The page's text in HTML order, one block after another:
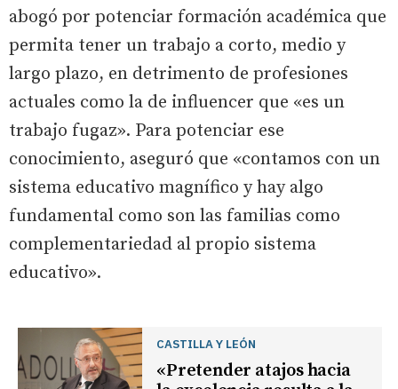
abogó por potenciar formación académica que
permita tener un trabajo a corto, medio y
largo plazo, en detrimento de profesiones
actuales como la de influencer que «es un
trabajo fugaz». Para potenciar ese
conocimiento, aseguró que «contamos con un
sistema educativo magnífico y hay algo
fundamental como son las familias como
complementariedad al propio sistema
educativo».
CASTILLA Y LEÓN
«Pretender atajos hacia